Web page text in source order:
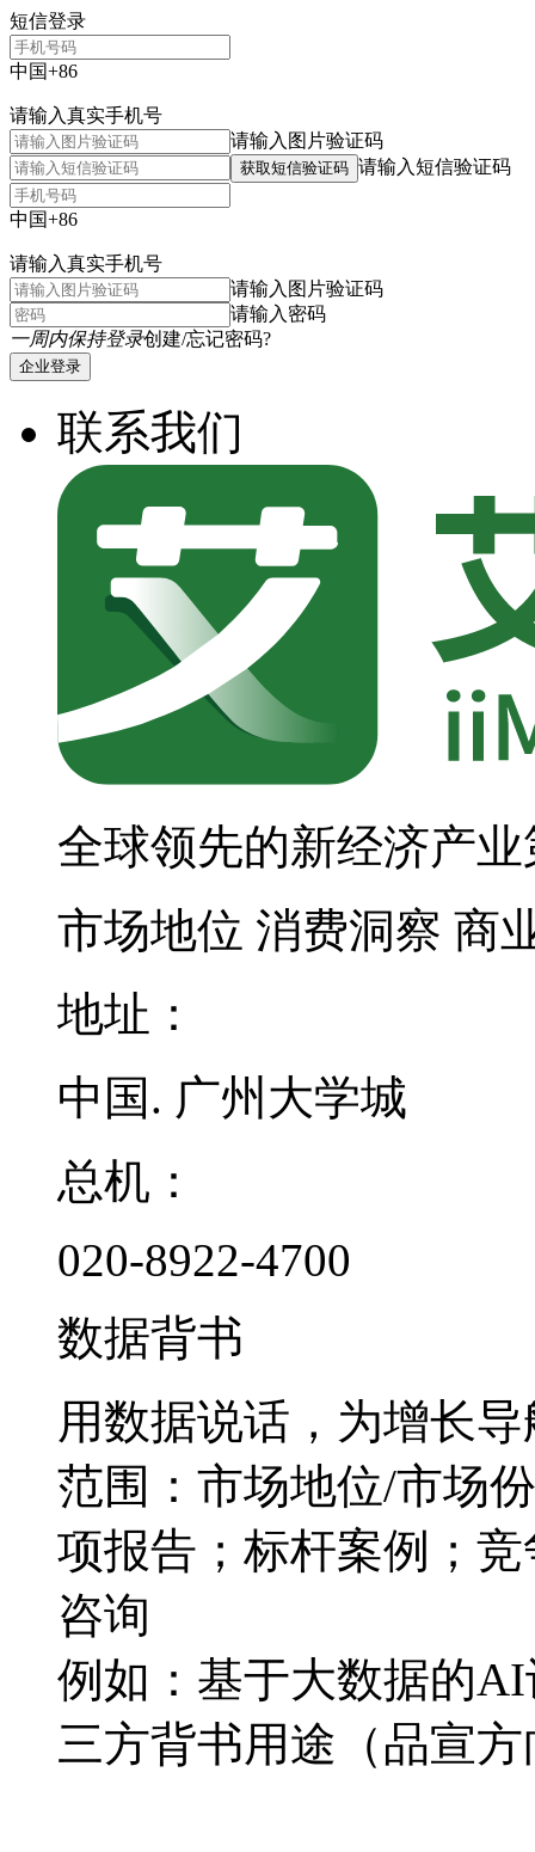
短信登录
中国+86
请输入真实手机号
请输入图片验证码
获取短信验证码 请输入短信验证码
中国+86
请输入真实手机号
请输入图片验证码
请输入密码
一周内保持登录创建/忘记密码?
企业登录
联系我们
全球领先的新经济产
市场地位 消费洞察 商
地址：
中国. 广州大学城
总机：
020-8922-4700
数据背书
用数据说话，为增长导
范围：市场地位/市场
项报告；标杆案例；
咨询
例如：基于大数据的
三方背书用途（品宣